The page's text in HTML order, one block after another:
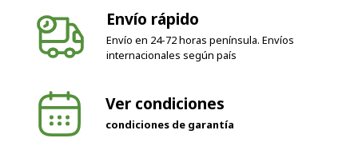
Envío rápido
Envío en 24-72 horas península. Envíos
internacionales según país
Ver condiciones
condiciones de garantía